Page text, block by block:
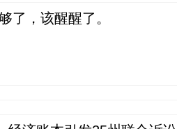
了，该醒醒了。